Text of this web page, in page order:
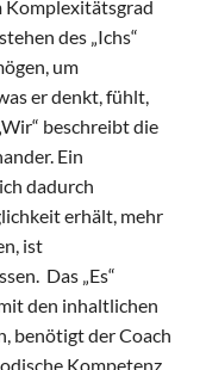
des „Ichs“
um
er denkt, fühlt,
beschreibt die
Ein
dadurch
erhält, mehr
ist
Das „Es“
den inhaltlichen
benötigt der Coach
Kompetenz.